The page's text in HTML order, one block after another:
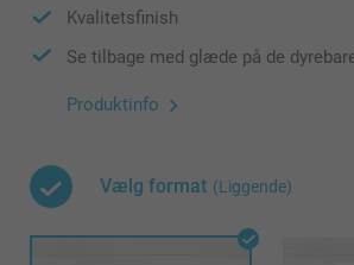
Kvalitetsfinish
Se tilbage med glæde på de
Produktinfo
Vælg format (Liggende)